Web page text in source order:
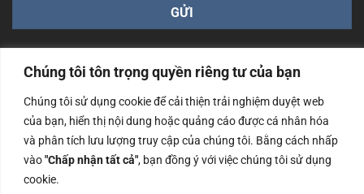
Chúng tôi tôn trọng quyền riêng tư của bạn
Chúng tôi sử dụng cookie để cải thiện trải nghiệm duyệt web
của bạn, hiển thị nội dung hoặc quảng cáo được cá nhân hóa
và phân tích lưu lượng truy cập của chúng tôi. Bằng cách nhấp
vào"Chấp nhận tất cả", bạn đồng ý với việc chúng tôi sử dụng
cookie.
Công ty TNHH Nam Bình Xương - Số ĐKKD: 0108783483
cấp ngày 14/06/2019 bởi Sở Kế Hoạch và Đầu Tư Tp. Hà
Nội
Copyrights @2023 Nam Binh Xuong. All Rights Reserved